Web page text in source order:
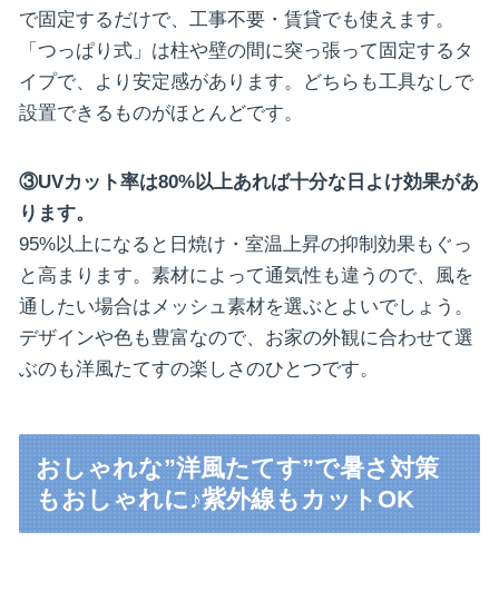
で固定するだけで、工事不要・賃貸でも使えます。
「つっぱり式」は柱や壁の間に突っ張って固定するタ
イプで、より安定感があります。どちらも工具なしで
設置できるものがほとんどです。
③UVカット率は80%以上あれば十分な日よけ効果があ
ります。
95%以上になると日焼け・室温上昇の抑制効果もぐっ
と高まります。素材によって通気性も違うので、風を
通したい場合はメッシュ素材を選ぶとよいでしょう。
デザインや色も豊富なので、お家の外観に合わせて選
ぶのも洋風たてすの楽しさのひとつです。
おしゃれな”洋風たてす”で暑さ対策
もおしゃれに♪紫外線もカットOK